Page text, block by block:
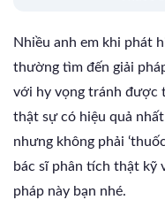
Nhiều anh em khi phát
thường tìm đến giải
với hy vọng tránh được
thật sự có hiệu quả
nhưng không phải
bác sĩ phân tích thật kỹ
pháp này bạn nhé.